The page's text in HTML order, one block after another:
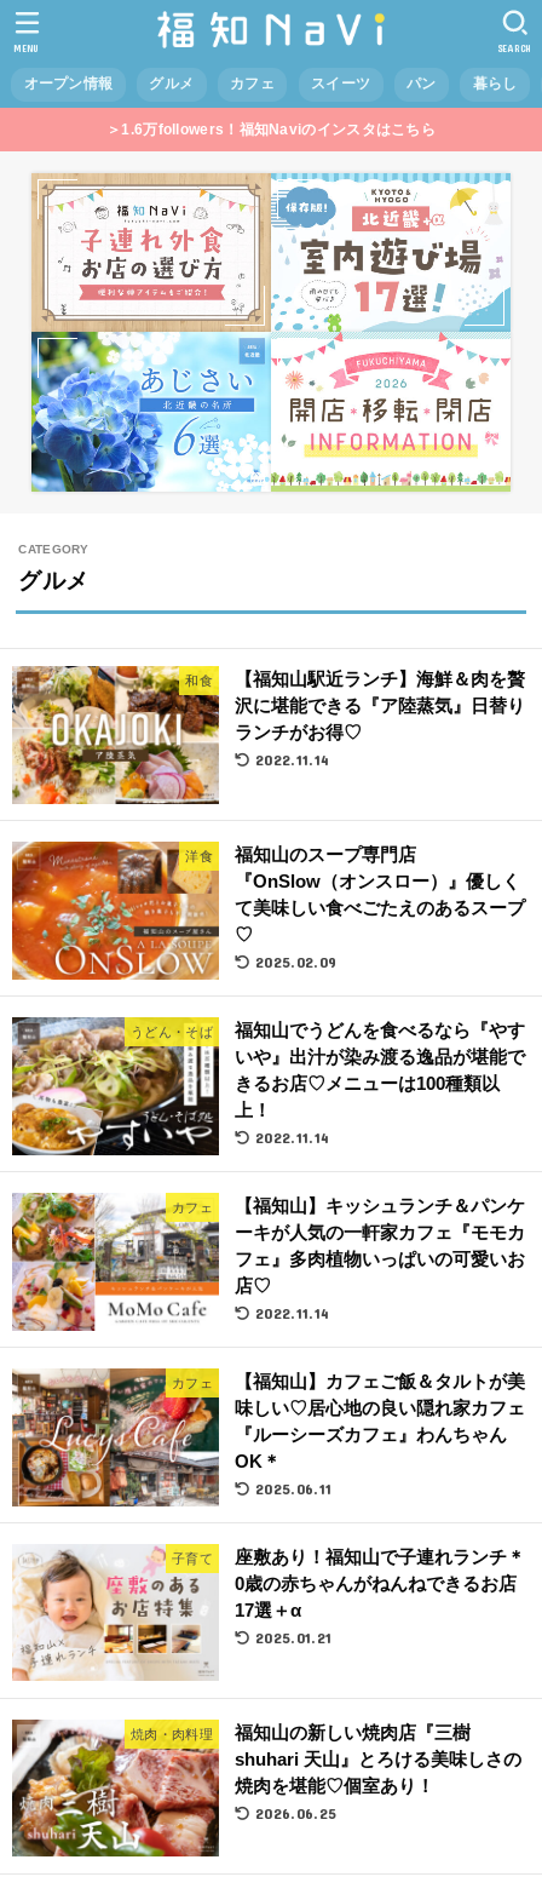
オープン情報 グルメ カフェ スイーツ パン 暮らし
SEARCH
MENU
＞1.6万followers！福知Naviのインスタはこちら
グルメ
和食
【福知山駅近ランチ】海鮮＆肉を贅
沢に堪能できる『ア陸蒸気』日替り
ランチがお得♡
2022.11.14
洋食
福知山のスープ専門店
『OnSlow（オンスロー）』優しく
て美味しい食べごたえのあるスープ
♡
2025.02.09
うどん・そば
福知山でうどんを食べるなら『やす
いや』出汁が染み渡る逸品が堪能で
きるお店♡メニューは100種類以
上！
2022.11.14
カフェ
【福知山】キッシュランチ＆パンケ
ーキが人気の一軒家カフェ『モモカ
フェ』多肉植物いっぱいの可愛いお
店♡
2022.11.14
カフェ
【福知山】カフェご飯＆タルトが美
味しい♡居心地の良い隠れ家カフェ
『ルーシーズカフェ』わんちゃん
OK＊
2025.06.11
子育て
座敷あり！福知山で子連れランチ＊
0歳の赤ちゃんがねんねできるお店
17選＋α
2025.01.21
焼肉・肉料理
福知山の新しい焼肉店『三樹
shuhari 天山』とろける美味しさの
焼肉を堪能♡個室あり！
2026.06.25